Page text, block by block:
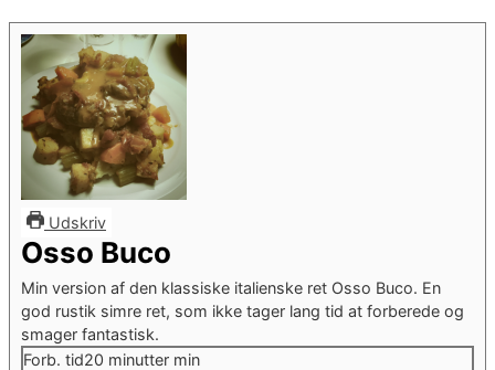
Udskriv
Osso Buco
Min version af den klassiske italienske ret Osso Buco. En
god rustik simre ret, som ikke tager lang tid at forberede og
smager fantastisk.
Forb. tid20 minutter min